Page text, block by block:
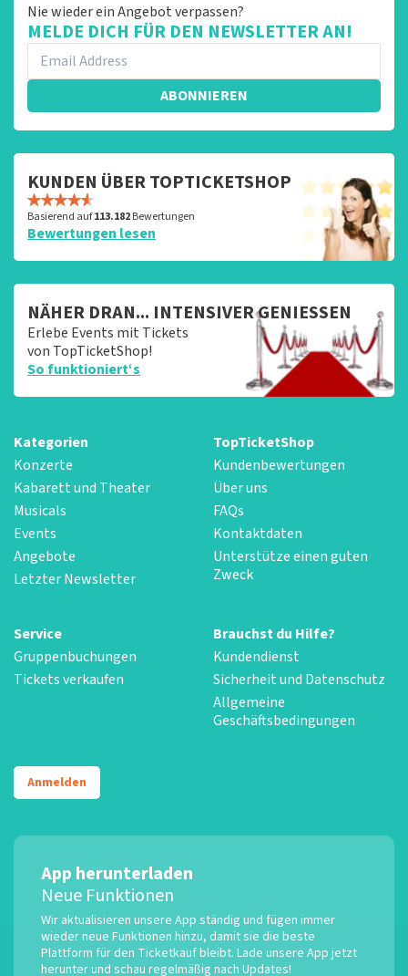
Nie wieder ein Angebot verpassen?
MELDE DICH FÜR DEN NEWSLETTER AN!
ABONNIEREN
KUNDEN ÜBER TOPTICKETSHOP
Basierend auf113.182Bewertungen
Bewertungen lesen
NÄHER DRAN... INTENSIVER GENIESSEN
Erlebe Events mit Tickets
von TopTicketShop!
So funktioniert‘s
Kategorien
Konzerte
Kabarett und Theater
Musicals
Events
Angebote
Letzter Newsletter
TopTicketShop
Kundenbewertungen
Über uns
FAQs
Kontaktdaten
Unterstütze einen guten
Zweck
Service
Gruppenbuchungen
Tickets verkaufen
Brauchst du Hilfe?
Kundendienst
Sicherheit und Datenschutz
Allgemeine
Geschäftsbedingungen
Anmelden
App herunterladen
Neue Funktionen
Wir aktualisieren unsere App ständig und fügen immer
wieder neue Funktionen hinzu, damit sie die beste
Plattform für den Ticketkauf bleibt. Lade unsere App jetzt
herunter und schau regelmäßig nach Updates!